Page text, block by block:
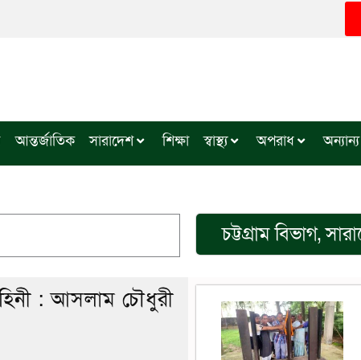
আন্তর্জাতিক সারাদেশ শিক্ষা স্বাস্থ্য অপরাধ অন্যান্য
চট্টগ্রাম বিভাগ,
: আসলাম চৌধুরী